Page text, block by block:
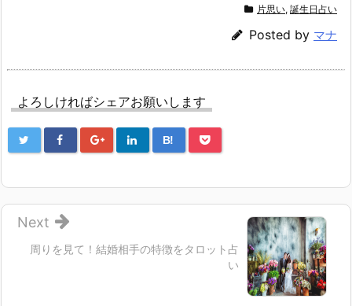
片思い, 誕生日占い
Posted by マナ
よろしければシェアお願いします
B!
周りを見て！結婚相手の特徴をタロット占
い
Next